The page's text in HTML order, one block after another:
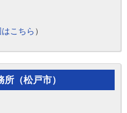
こちら ）
（松戸市）